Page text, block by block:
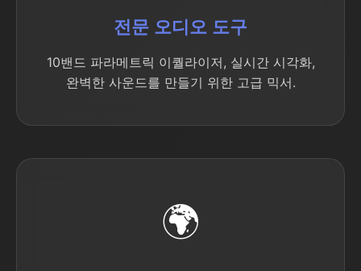
전문 오디오 도구
10밴드 파라메트릭 이퀄라이저, 실시간 시각화,
완벽한 사운드를 만들기 위한 고급 믹서.
🌍